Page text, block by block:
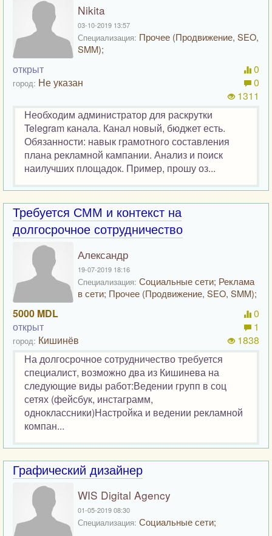
Nikita
03-10-2019 13:57
Специализация: Прочее (Продвижение, SEO,
SMM);
открыт
город: Не указан
0
0
1311
Необходим администратор для раскрутки
Telegram канала. Канал новый, бюджет есть.
Обязанности: навык грамотного составления
плана рекламной кампании. Анализ и поиск
наилучших площадок. Пример, прошу оз...
Требуется СММ и контекст на
долгосрочное сотрудничество
Александр
19-07-2019 18:16
Специализация: Социальные сети; Реклама
в сети; Прочее (Продвижение, SEO, SMM);
5000 MDL
открыт
город: Кишинёв
0
1
1838
На долгосрочное сотрудничество требуется
специалист, возможно два из Кишинева на
следующие виды работ:Ведении групп в соц
сетях (фейсбук, инстаграмм,
одноклассники)Настройка и ведении рекламной
компан...
Графический дизайнер
WIS Digital Agency
01-05-2019 08:30
Специализация: Социальные сети;